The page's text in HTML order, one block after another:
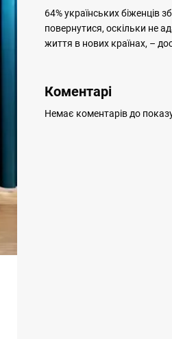
64% українських біженців
повернутися, оскільки не
життя в нових країнах, –
Коментарі
Немає коментарів до